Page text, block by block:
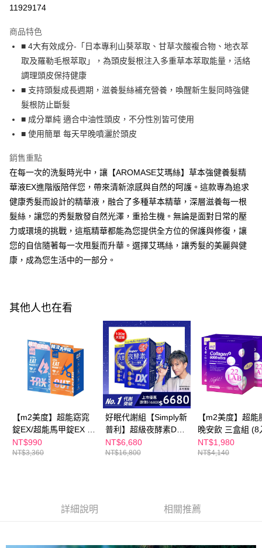
【關於「AFTEE先享後付」】
便利好安心！
１．簡單：不需註冊會員、不需綁卡、不需儲值。
２．便利：只要手機號碼，簡訊認證，即可結帳。
３．安心：先確認商品／服務後，再付款。
【「AFTEE先享後付」結帳流程】
１．於結帳方式選擇「AFTEE先享後付」後，將跳轉至「AFTEE先享後付」
結帳頁面，進行簡訊認證並確認金額後，即可完成結帳。
２．訂單成立數日內，您將收到繳費通知簡訊。
３．收到繳費通知簡訊後14天內，點擊此簡訊中的連結，可透過四大超商／
ATM／網路銀行／等多元方式進行付款，方視為交易完成。
購買商品的店家。未經商家同意取消之訂單仍視為有效，需透過AFTEE先享
後付繳納相關費用。
※ 交易是否成功請以「AFTEE先享後付 」之結帳頁面顯示為準，若有關於
是否繳費成功／繳費後需取消欲退款等相關疑問，請聯繫「AFTEE先享後付
【注意事項】
１．透過由恩沛科技股份有限公司提供之「AFTEE先享後付」服務完成之交
易，需依本服務之必要範圍內提供個人資料，並將交易相關給付款項請求債
權轉讓予恩沛科技股份有限公司。
２．關於個人資料處理事宜，請瀏覽以下網址：
４．使用「AFTEE先享後付」時，將依據個別帳號之用戶狀況，依本公司即
時審查核予不同之上限額度；若仍有額度不足之情形，本公司將視審查結果
５．嚴禁一人註冊多個帳號或使用他人資訊註冊。若發現惡意使用之情形，
恩沛科技股份有限公司將有權停止該用戶之使用額度並採取法律行動。
ATM付款
運送方式
全家付款取貨
每筆NT$100，滿NT$600(含以上)免運費
付款後全家取貨
每筆NT$100，滿NT$600(含以上)免運費
萊爾富取貨付款
每筆NT$100，滿NT$600(含以上)免運費
付款後萊爾富取貨
每筆NT$100，滿NT$600(含以上)免運費
7-11付款取貨
每筆NT$100，滿NT$600(含以上)免運費
付款後7-11取貨
每筆NT$100，滿NT$600(含以上)免運費
每筆NT$100，滿NT$600(含以上)免運費
每筆NT$150，滿NT$1,500(含以上)免運費
11929174
商品特色
■ 4大有效成分-「日本專利山葵萃取、甘草次酸複合物、地衣萃
取及羅勒毛根萃取」，為頭皮髮根注入多重草本萃取能量，活絡
調理頭皮保持健康
■ 支持頭髮成長週期，滋養髮絲補充營養，喚醒新生髮同時強健
髮根防止斷髮
■ 成分單純 適合中油性頭皮，不分性別皆可使用
■ 使用簡單 每天早晚噴灑於頭皮
銷售重點
在每一次的洗髮時光中，讓【AROMASE艾瑪絲】草本強健養髮精
華液EX進階版陪伴您，帶來清新涼感與自然的呵護。這款專為追求
健康秀髮而設計的精華液，融合了多種草本精華，深層滋養每一根
髮絲，讓您的秀髮散發自然光澤，重拾生機。無論是面對日常的壓
力或環境的挑戰，這瓶精華都能為您提供全方位的保護與修復，讓
您的自信隨著每一次甩髮而升華。選擇艾瑪絲，讓秀髮的美麗與健
康，成為您生活中的一部分。
其他人也在看
【m2美度】超能窈窕
錠EX/超能馬甲錠EX 買
1送1組(30錠/任選2盒)
NT$990
NT$3,360
好眠代謝組【Simply新
普利】超級夜酵素DX
100錠/盒x3盒 木村拓
哉 代言(日韓雙GABA
NT$6,680
NT$16,800
【m2美度】超能
晚安飲 三盒組 (8
NT$1,980
NT$4,140
詳細說明 相關推薦